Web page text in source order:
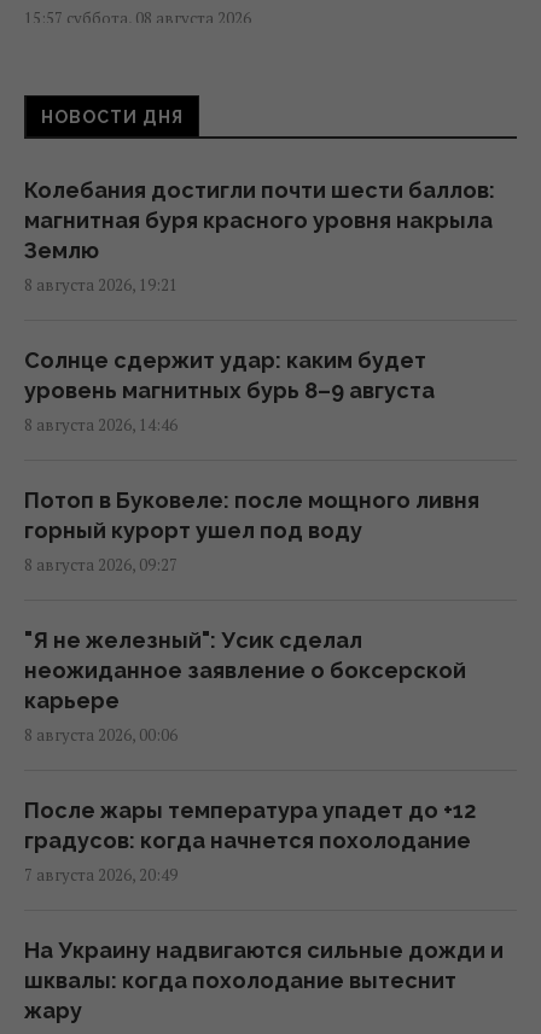
15:57 суббота, 08 августа 2026
Космическая программа России зависит от
Китая: СМИ раскрыли подробности
Евросоюз ускорил работу над
собственным аналогом Starlink
14:54 суббота, 08 августа 2026
США внезапно уволили генерала,
командовавшего войсками в Европе
12:13 суббота, 08 августа 2026
Главный генерал США ищет выход из
войны в Иране, чтобы не разозлить
Трампа, - CNN
Разведка США связывает с Россией дрон
со взрывчаткой в аэропорту Лейпцига, –
WSJ
"Смело и мужественно": СМИ раскрыли, кто
спас украинский самолет от дрона в
08:59 суббота, 08 августа 2026
Трамп неохотно усиливает давление на
НОВОСТИ ДНЯ
Колебания достигли почти шести баллов:
магнитная буря красного уровня накрыла
Землю
8 августа 2026, 19:21
Солнце сдержит удар: каким будет
уровень магнитных бурь 8–9 августа
8 августа 2026, 14:46
Потоп в Буковеле: после мощного ливня
горный курорт ушел под воду
8 августа 2026, 09:27
"Я не железный": Усик сделал
неожиданное заявление о боксерской
карьере
8 августа 2026, 00:06
После жары температура упадет до +12
градусов: когда начнется похолодание
7 августа 2026, 20:49
На Украину надвигаются сильные дожди и
шквалы: когда похолодание вытеснит
жару